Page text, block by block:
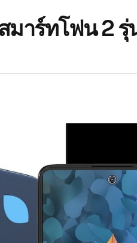
มาร์ทโฟน 2